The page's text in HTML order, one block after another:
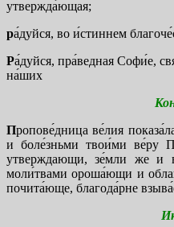
утвержда́ющая;
ра́дуйся, во и́стиннем
Ра́дуйся, пра́ведная Софи́е,
на́ших
Пропове́дница ве́лия
и боле́зньми твои́ми ве́ру
утверждающи, зе́мли же и
моли́твами ороша́ющи и
почита́юще, благода́рне